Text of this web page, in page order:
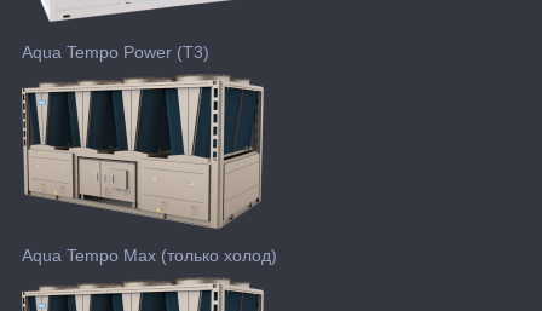
Aqua Tempo Power (T3)
Aqua Tempo Max (только холод)